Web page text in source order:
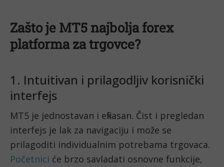
Zašto je MT5 najbolja forex
platforma za trgovce?
1. Intuitivan i prilagodljiv korisnički
interfejs
MT5 je jednostavan i efikasan. Čist i pregledan
interfejs je lak za navigaciju i može se
prilagoditi individualnim potrebama trgovaca.
Početnici će brzo savladati osnovne funkcije,